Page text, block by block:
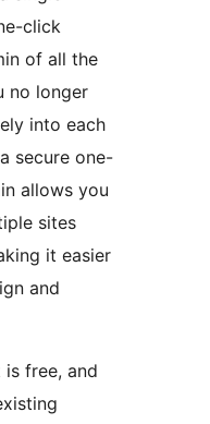
click
of all the
no longer
into each
secure one-
allows you
sites
it easier
and
free, and